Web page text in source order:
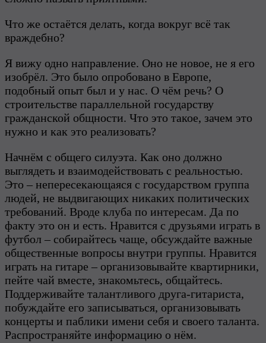
Что же остаётся делать, когда вокруг всё так
враждебно?
Я вижу одно направление. Оно не новое, не я его
изобрёл. Это было опробовано в Европе,
подобный опыт был и у нас. О чём речь? О
строительстве параллельной государству
гражданской общности. Что это такое, зачем это
нужно и как это реализовать?
Начнём с общего силуэта. Как оно должно
выглядеть и взаимодействовать с реальностью.
Это – непересекающаяся с государством группа
людей, не выдвигающих никаких политических
требований. Вроде клуба по интересам. Да по
факту это он и есть. Нравится с друзьями играть в
футбол – собирайтесь чаще, обсуждайте важные
общественные вопросы внутри группы. Нравится
играть на гитаре – организовывайте квартирники,
пейте чай вместе, знакомьтесь, общайтесь.
Поддерживайте талантливого друга-гитариста,
побуждайте его записываться, организовывать
концерты и паблики имени себя и своего таланта.
Распространяйте информацию о нём.